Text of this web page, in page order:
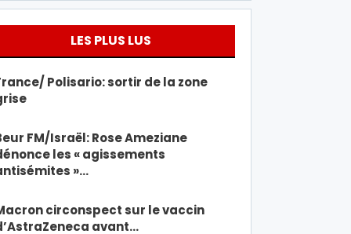
LES PLUS LUS
Polisario: sortir de la zone
FM/Israël: Rose Ameziane
les « agissements
»…
circonspect sur le vaccin
avant…